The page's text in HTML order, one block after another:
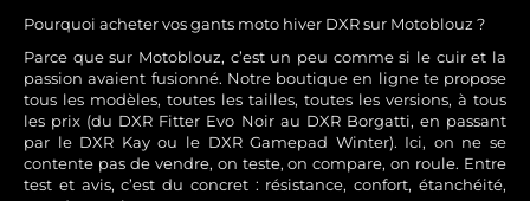
Pourquoi acheter vos gants moto hiver DXR sur Motoblouz ?
Parce que sur Motoblouz, c’est un peu comme si le cuir et la
passion avaient fusionné. Notre boutique en ligne te propose
tous les modèles, toutes les tailles, toutes les versions, à tous
les prix (du DXR Fitter Evo Noir au DXR Borgatti, en passant
par le DXR Kay ou le DXR Gamepad Winter). Ici, on ne se
contente pas de vendre, on teste, on compare, on roule. Entre
test et avis, c’est du concret : résistance, confort, étanchéité,